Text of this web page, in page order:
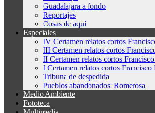
Guadalajara a fondo
Reportajes
Cosas de aquí
Especiales
IV Certamen relatos cortos
III Certamen relatos cortos
II Certamen relatos cortos
I Certamen relatos cortos
Tribuna de despedida
Pueblos abandonados: Romerosa
Medio Ambiente
Fototeca